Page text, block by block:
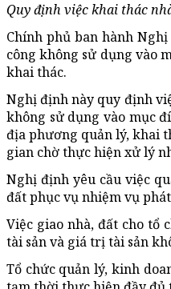
Quy định việc khai thác
Chính phủ ban hành
công không sử dụng vào
khai thác.
Nghị định này quy định
không sử dụng vào mục
địa phương quản lý, khai
gian chờ thực hiện xử lý
Nghị định yêu cầu việc
đất phục vụ nhiệm vụ
Việc giao nhà, đất cho tổ
tài sản và giá trị tài sản
Tổ chức quản lý, kinh